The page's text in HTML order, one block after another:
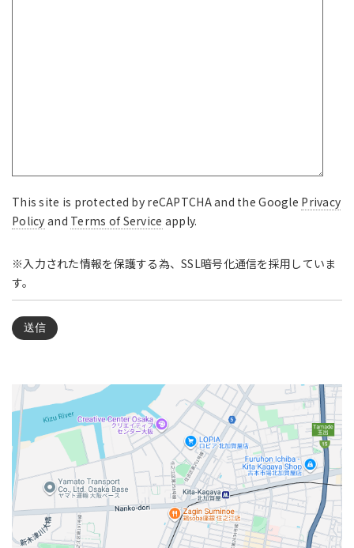
This site is protected by reCAPTCHA and the Google Privacy
Policy and Terms of Service apply.
※入力された情報を保護する為、SSL暗号化通信を採用していま
す。